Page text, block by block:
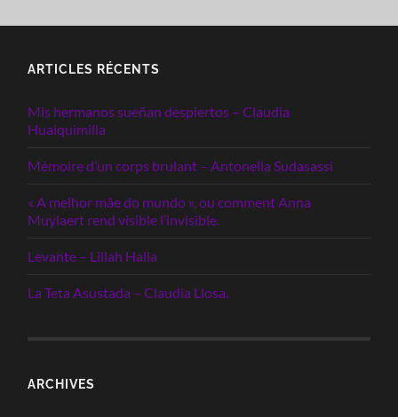
ARTICLES RÉCENTS
Mis hermanos sueñan despiertos – Claudia
Huaiquimilla
Mémoire d’un corps brulant – Antonella Sudasassi
« A melhor mãe do mundo », ou comment Anna
Muylaert rend visible l’invisible.
Levante – Lillah Halla
La Teta Asustada – Claudia Llosa.
ARCHIVES